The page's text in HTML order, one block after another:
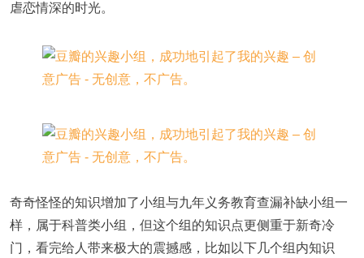
虐恋情深的时光。
奇奇怪怪的知识增加了小组与九年义务教育查漏补缺小组一
样，属于科普类小组，但这个组的知识点更侧重于新奇冷
门，看完给人带来极大的震撼感，比如以下几个组内知识